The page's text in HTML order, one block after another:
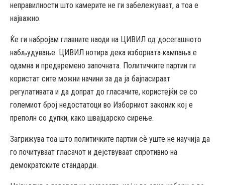
неправилности што камерите не ги забележуваат, а тоа е
најважно.
Ќе ги набројам главните наоди на ЦИВИЛ од досегашното
набљудување. ЦИВИЛ нотира дека изборната кампања е
одамна и предвремено започната. Политичките партии ги
користат сите можни начини за да ја бајпасираат
регулативата и да допрат до гласачите, користејќи се со
големиот број недостатоци во Изборниот законик кој е
преполн со дупки, како швајцарско сирење.
Загрижува тоа што политичките партии сѐ уште не научија да
го почитуваат гласачот и дејствуваат спротивно на
демократските стандарди.